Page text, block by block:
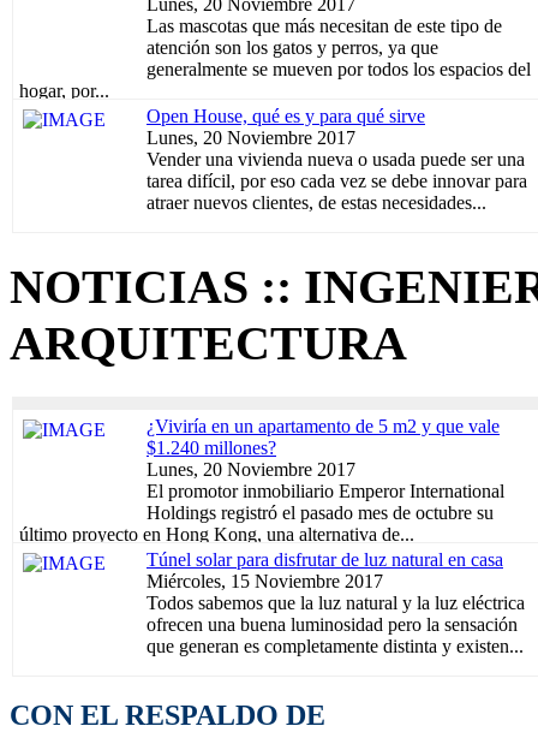
Lunes, 20 Noviembre 2017
Las mascotas que más necesitan de este tipo de
atención son los gatos y perros, ya que
generalmente se mueven por todos los espacios del
hogar, por...
Open House, qué es y para qué sirve
Lunes, 20 Noviembre 2017
Vender una vivienda nueva o usada puede ser una
tarea difícil, por eso cada vez se debe innovar para
atraer nuevos clientes, de estas necesidades...
NOTICIAS ::
ARQUITECTURA
¿Viviría en un apartamento de 5 m2 y que vale
$1.240 millones?
Lunes, 20 Noviembre 2017
El promotor inmobiliario Emperor International
Holdings registró el pasado mes de octubre su
último proyecto en Hong Kong, una alternativa de...
Túnel solar para disfrutar de luz natural en casa
Miércoles, 15 Noviembre 2017
Todos sabemos que la luz natural y la luz eléctrica
ofrecen una buena luminosidad pero la sensación
que generan es completamente distinta y existen...
CON EL RESPALDO DE